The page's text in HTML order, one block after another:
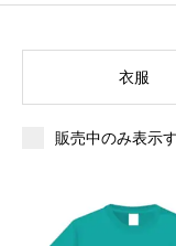
衣服
販売中のみ表示